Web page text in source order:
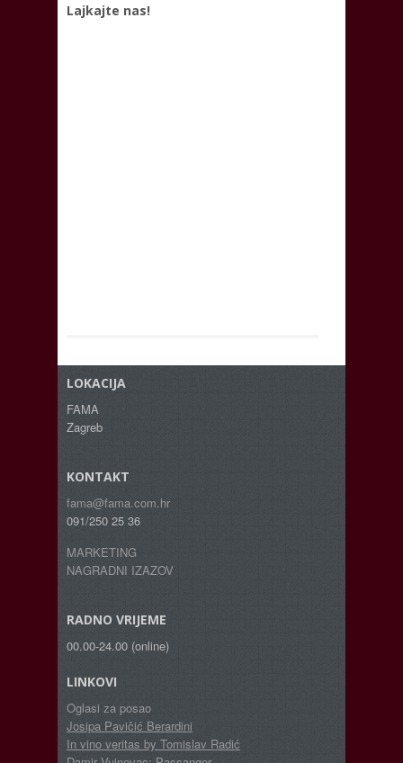
Lajkajte nas!
LOKACIJA
FAMA
Zagreb
KONTAKT
fama@fama.com.hr
091/250 25 36
MARKETING
NAGRADNI IZAZOV
RADNO VRIJEME
00.00-24.00 (online)
LINKOVI
Oglasi za posao
Josipa Pavičić Berardini
In vino veritas by Tomislav Radić